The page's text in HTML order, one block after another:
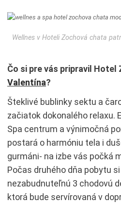
Wellnes v Hoteli Zochová chata
Čo si pre vás pripravil Hotel
Valentína?
Šteklivé bublinky sektu a
začiatok dokonalého relaxu.
Spa centrum a výnimočná
postará o harmóniu tela i
gurmáni- na izbe vás počká
Počas druhého dňa pobytu
nezabudnuteľnú 3 chodovú
ktorá bude servírovaná v